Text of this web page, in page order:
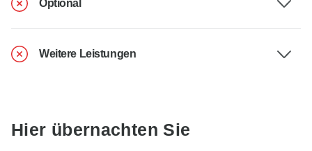
Optional
Weitere Leistungen
Hier übernachten Sie